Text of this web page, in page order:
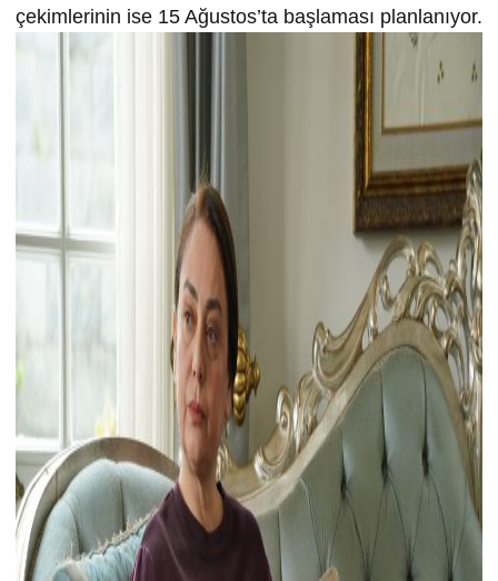
çekimlerinin ise 15 Ağustos’ta başlaması planlanıyor.